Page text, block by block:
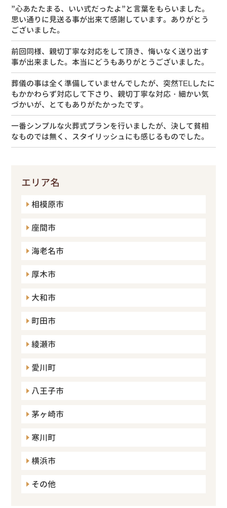
”心あたたまる、いい式だったよ”と言葉をもらいました。
思い通りに見送る事が出来て感謝しています。ありがとう
ございました。
前回同様、親切丁寧な対応をして頂き、悔いなく送り出す
事が出来ました。本当にどうもありがとうございました。
葬儀の事は全く準備していませんでしたが、突然TELしたに
もかかわらず対応して下さり、親切丁寧な対応・細かい気
づかいが、とてもありがたかったです。
一番シンプルな火葬式プランを行いましたが、決して貧相
なものでは無く、スタイリッシュにも感じるものでした。
エリア名
相模原市
座間市
海老名市
厚木市
大和市
町田市
綾瀬市
愛川町
八王子市
茅ヶ崎市
寒川町
横浜市
その他